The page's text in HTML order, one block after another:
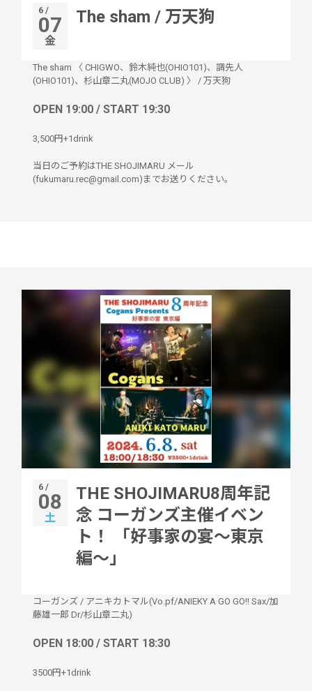
6 /
07
金
The sham / 万天狗
The sham 〈 CHIGWO、鈴木純也(OHIO101)、調先人
(OHIO101)、杉山章二丸(MOJO CLUB) 〉
/ 万天狗
OPEN 19:00 / START 19:30
3,500円+1drink
当日のご予約はTHE SHOJIMARU メール
(fukumaru.rec@gmail.com)までお送りください。
6 /
08
土
THE SHOJIMARU8周年記
念 コーガンズ主催イベン
ト！ 「好事家の宴〜東京
編〜」
コーガンズ / アニキカトマル(Vo.pf/ANIEKY A GO GO!! Sax/加
藤雄一郎 Dr/杉山章二丸)
OPEN 18:00 / START 18:30
3500円+1drink